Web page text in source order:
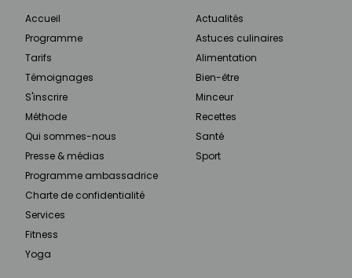
Accueil
Programme
Tarifs
Témoignages
S'inscrire
Méthode
Qui sommes-nous
Presse & médias
Programme ambassadrice
Charte de confidentialité
Services
Fitness
Yoga
Actualités
Astuces culinaires
Alimentation
Bien-être
Minceur
Recettes
Santé
Sport